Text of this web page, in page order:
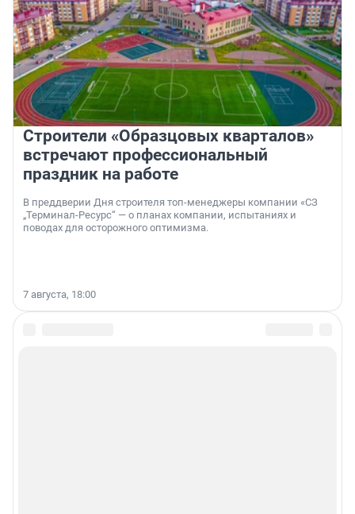
Строители «Образцовых кварталов»
встречают профессиональный
праздник на работе
В преддверии Дня строителя топ-менеджеры компании «СЗ
„Терминал-Ресурс“ — о планах компании, испытаниях и
поводах для осторожного оптимизма.
7 августа, 18:00